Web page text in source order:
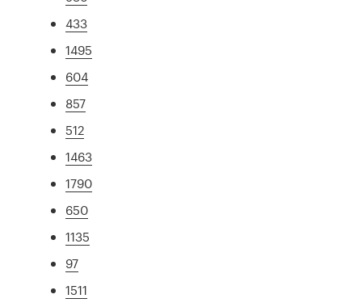
433
1495
604
857
512
1463
1790
650
1135
97
1511